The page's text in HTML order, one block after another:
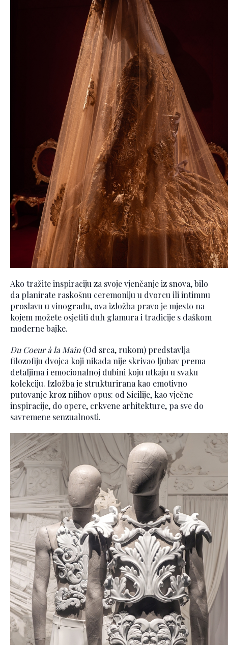
Ako tražite inspiraciju za svoje vjenčanje iz snova, bilo
da planirate raskošnu ceremoniju u dvorcu ili intimnu
proslavu u vinogradu, ova izložba pravo je mjesto na
kojem možete osjetiti duh glamura i tradicije s daškom
moderne bajke.
Du Coeur à la Main (Od srca, rukom) predstavlja
filozofiju dvojca koji nikada nije skrivao ljubav prema
detaljima i emocionalnoj dubini koju utkaju u svaku
kolekciju. Izložba je strukturirana kao emotivno
putovanje kroz njihov opus: od Sicilije, kao vječne
inspiracije, do opere, crkvene arhitekture, pa sve do
savremene senzualnosti.